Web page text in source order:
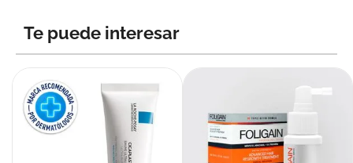
Te puede interesar